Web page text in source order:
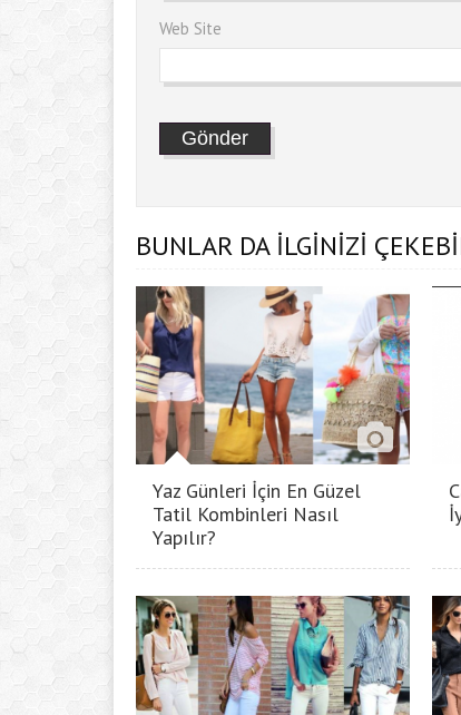
Web Site
BUNLAR DA İLGİNİZİ
Yaz Günleri İçin En Güzel
Tatil Kombinleri Nasıl
Yapılır?